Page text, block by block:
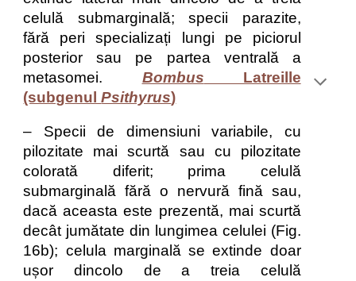
celulă submarginală; specii parazite,
fără peri specializați lungi pe piciorul
posterior sau pe partea ventrală a
metasomei. Bombus Latreille
(subgenulPsithyrus)
– Specii de dimensiuni variabile, cu
pilozitate mai scurtă sau cu pilozitate
colorată diferit; prima celulă
submarginală fără o nervură fină sau,
dacă aceasta este prezentă, mai scurtă
decât jumătate din lungimea celulei (Fig.
16b); celula marginală se extinde doar
ușor dincolo de a treia celulă